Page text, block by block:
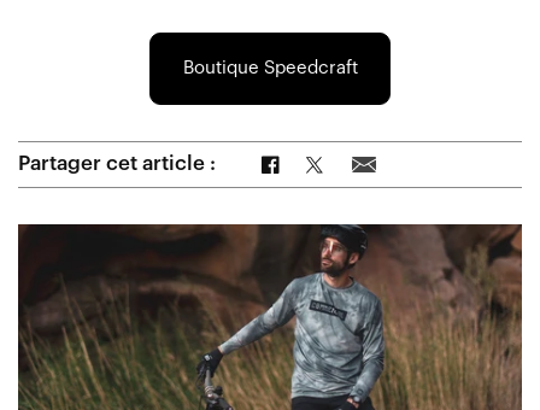
Boutique Speedcraft
Partager cet article : Partager sur Facebook
Partager sur TwitterPartager par e-mail